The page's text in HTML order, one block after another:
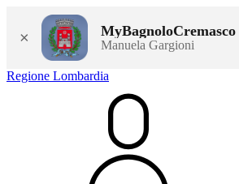
× MyBagnoloCremasco
Manuela Gargioni
Regione Lombardia